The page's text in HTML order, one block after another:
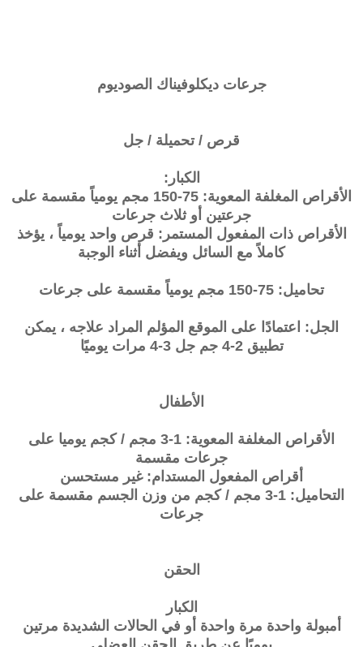
جرعاتديكلوفيناك الصوديوم
قرص / تحميلة / جل
الكبار:
الأقراص المغلفة المعوية: 75-150 مجم يومياً مقسمة على
جرعتين أو ثلاث جرعات
الأقراص ذات المفعول المستمر: قرص واحد يومياً ، يؤخذ
كاملاً مع السائل ويفضل أثناء الوجبة
تحاميل: 75-150 مجم يومياً مقسمة على جرعات
الجل: اعتمادًا على الموقع المؤلم المراد علاجه ، يمكن
تطبيق 2-4 جم جل 3-4 مرات يوميًا
الأطفال
الأقراص المغلفة المعوية: 1-3 مجم / كجم يوميا على
جرعات مقسمة
أقراص المفعول المستدام: غير مستحسن
التحاميل: 1-3 مجم / كجم من وزن الجسم مقسمة على
جرعات
الحقن
الكبار
أمبولة واحدة مرة واحدة أو في الحالات الشديدة مرتين